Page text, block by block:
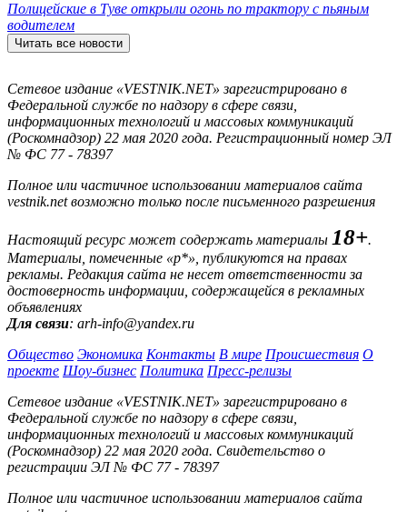
Полицейские в Туве открыли огонь по трактору с пьяным
водителем
Читать все новости
Сетевое издание «VESTNIK.NET» зарегистрировано в
Федеральной службе по надзору в сфере связи,
информационных технологий и массовых коммуникаций
(Роскомнадзор) 22 мая 2020 года. Регистрационный номер ЭЛ
№ ФС 77 - 78397
Полное или частичное использовании материалов сайта
vestnik.net возможно только после письменного разрешения
Настоящий ресурс может содержать материалы 18+.
Материалы, помеченные «р*», публикуются на правах
рекламы. Редакция сайта не несет ответственности за
достоверность информации, содержащейся в рекламных
объявлениях
Для связи: arh-info@yandex.ru
Общество Экономика Контакты В мире Происшествия О
проекте Шоу-бизнес Политика Пресс-релизы
Сетевое издание «VESTNIK.NET» зарегистрировано в
Федеральной службе по надзору в сфере связи,
информационных технологий и массовых коммуникаций
(Роскомнадзор) 22 мая 2020 года. Свидетельство о
регистрации ЭЛ № ФС 77 - 78397
Полное или частичное использовании материалов сайта